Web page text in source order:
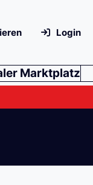
Login
Marktplatz